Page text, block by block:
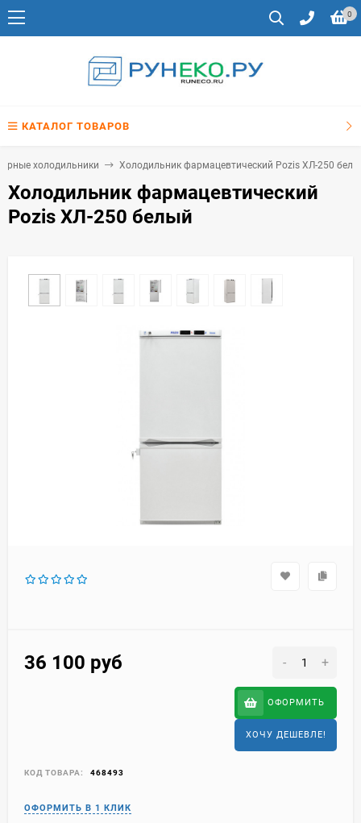
0
КАТАЛОГ ТОВАРОВ
холодильники Холодильник фармацевтический Pozis ХЛ-250
Холодильник фармацевтический
Pozis ХЛ-250 белый
36 100 руб - +
ОФОРМИТЬ
ХОЧУ ДЕШЕВЛЕ!
КОД ТОВАРА: 468493